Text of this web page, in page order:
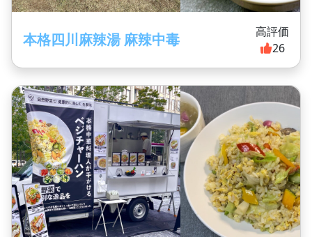
本格四川麻辣湯 麻辣中毒
高評価
26